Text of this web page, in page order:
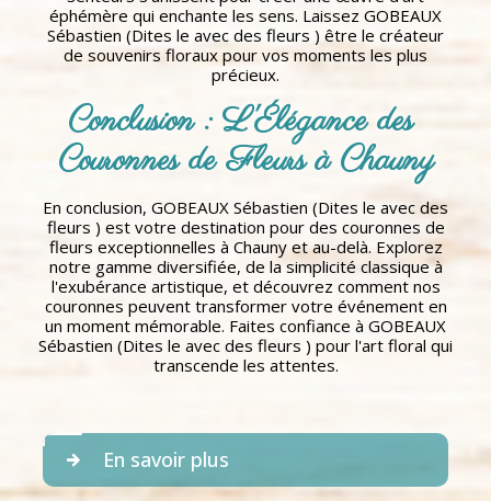
éphémère qui enchante les sens. Laissez GOBEAUX
Sébastien (Dites le avec des fleurs ) être le créateur
de souvenirs floraux pour vos moments les plus
précieux.
Conclusion : L'Élégance des
Couronnes de Fleurs à Chauny
En conclusion, GOBEAUX Sébastien (Dites le avec des
fleurs ) est votre destination pour des couronnes de
fleurs exceptionnelles à Chauny et au-delà. Explorez
notre gamme diversifiée, de la simplicité classique à
l'exubérance artistique, et découvrez comment nos
couronnes peuvent transformer votre événement en
un moment mémorable. Faites confiance à GOBEAUX
Sébastien (Dites le avec des fleurs ) pour l'art floral qui
transcende les attentes.
En savoir plus